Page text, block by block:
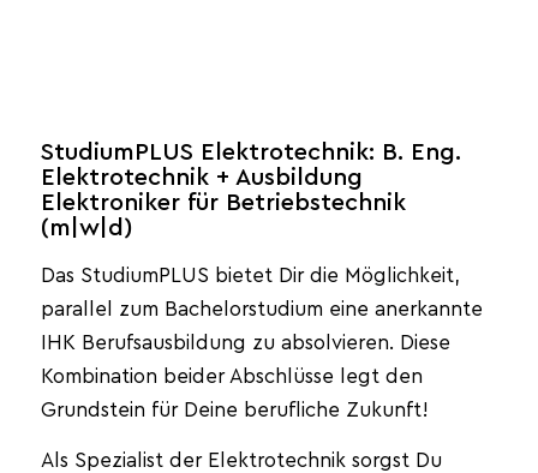
StudiumPLUS Elektrotechnik: B. Eng.
Elektrotechnik + Ausbildung
Elektroniker für Betriebstechnik
(m|w|d)
Das StudiumPLUS bietet Dir die Möglichkeit,
parallel zum Bachelorstudium eine anerkannte
IHK Berufsausbildung zu absolvieren. Diese
Kombination beider Abschlüsse legt den
Grundstein für Deine berufliche Zukunft!
Als Spezialist der Elektrotechnik sorgst Du